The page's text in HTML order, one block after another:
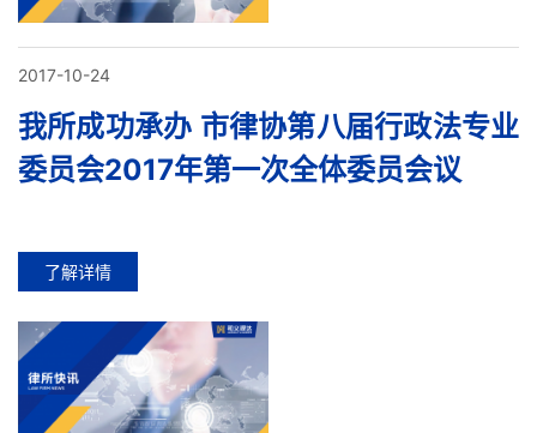
2017-10-24
我所成功承办 市律协第八届行政法专业
委员会2017年第一次全体委员会议
了解详情